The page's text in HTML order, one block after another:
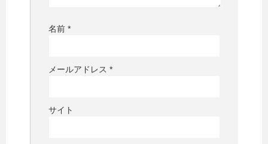
名前 *
メールアドレス *
サイト